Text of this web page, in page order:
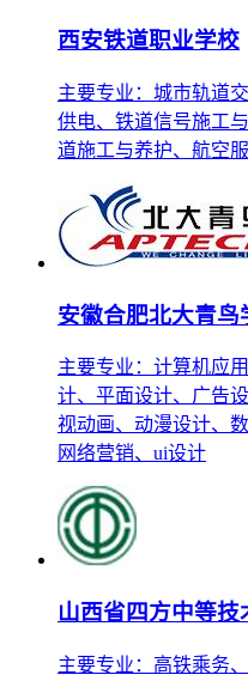
西安铁道职业学校
主要专业：城市轨道
供电、铁道信号施工
道施工与养护、航空
安徽合肥北大青鸟
主要专业：计算机应
计、平面设计、广告
视动画、动漫设计、
网络营销、ui设计
山西省四方中等技
主要专业：高铁乘务